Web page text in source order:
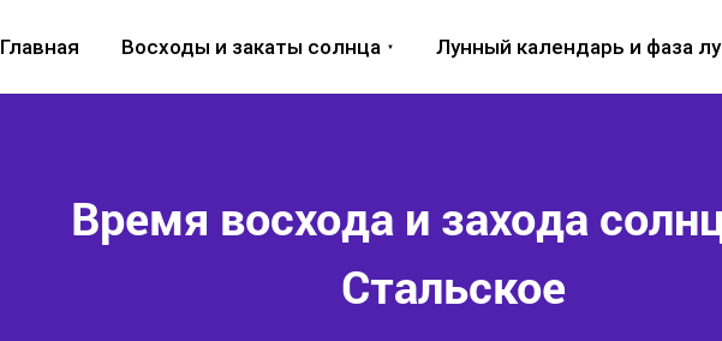
Главная Восходы и закаты солнца Лунный календарь и фаза
Время восхода и захода
Стальское